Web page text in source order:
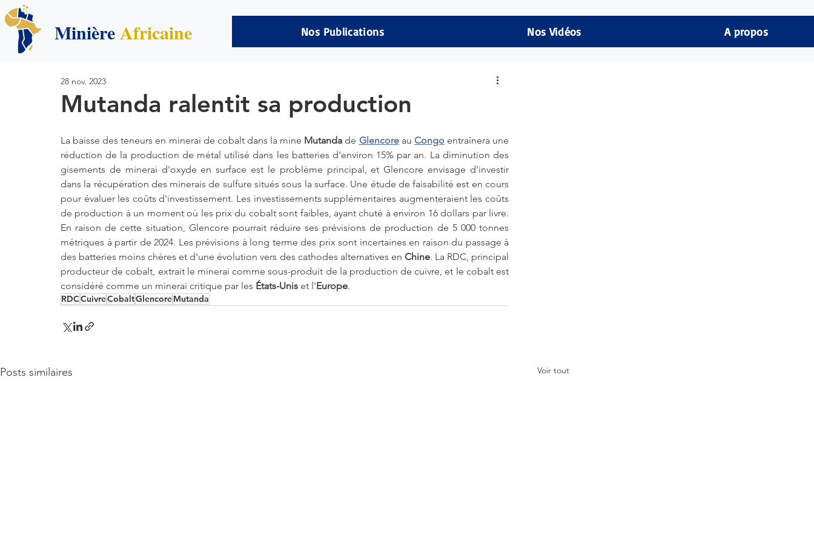
MinièreAfricaine Nos Publications Nos Vidéos A propos
Mutanda ralentit sa production
28 nov. 2023
La baisse des teneurs en minerai de cobalt dans la mine Mutanda de Glencore au Congo entraînera une
réduction de la production de métal utilisé dans les batteries d'environ 15% par an. La diminution des
gisements de minerai d'oxyde en surface est le problème principal, et Glencore envisage d'investir
dans la récupération des minerais de sulfure situés sous la surface. Une étude de faisabilité est en cours
pour évaluer les coûts d'investissement. Les investissements supplémentaires augmenteraient les coûts
de production à un moment où les prix du cobalt sont faibles, ayant chuté à environ 16 dollars par livre.
En raison de cette situation, Glencore pourrait réduire ses prévisions de production de 5 000 tonnes
métriques à partir de 2024. Les prévisions à long terme des prix sont incertaines en raison du passage à
des batteries moins chères et d'une évolution vers des cathodes alternatives en Chine. La RDC, principal
producteur de cobalt, extrait le minerai comme sous-produit de la production de cuivre, et le cobalt est
considéré comme un minerai critique par les États-Unis et l'Europe.
RDCCuivreCobaltGlencoreMutanda
Posts similaires Voir tout